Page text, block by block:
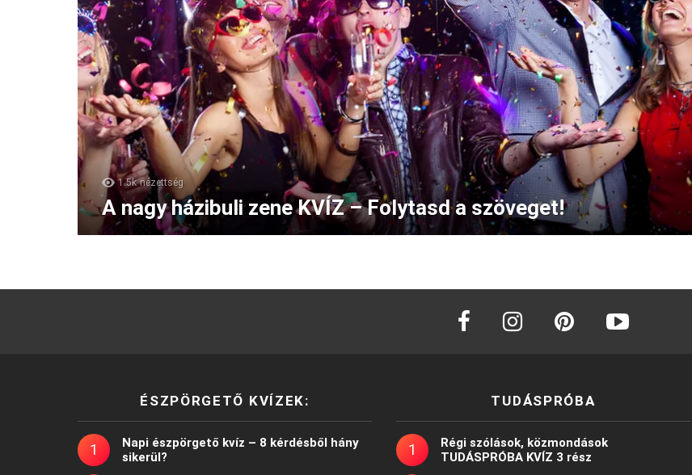
1.5k nézettség
A nagy házibuli zene KVÍZ – Folytasd a szöveget!
facebook instagram
ÉSZPÖRGETŐ KVÍZEK:
Napi észpörgető kvíz – 8 kérdésből hány
sikerül?
TUDÁSPRÓBA
Régi szólások, közmondások
TUDÁSPRÓBA KVÍZ 3 rész